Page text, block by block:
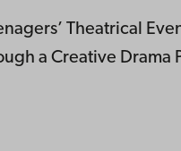
Theatrical
a Creative Drama